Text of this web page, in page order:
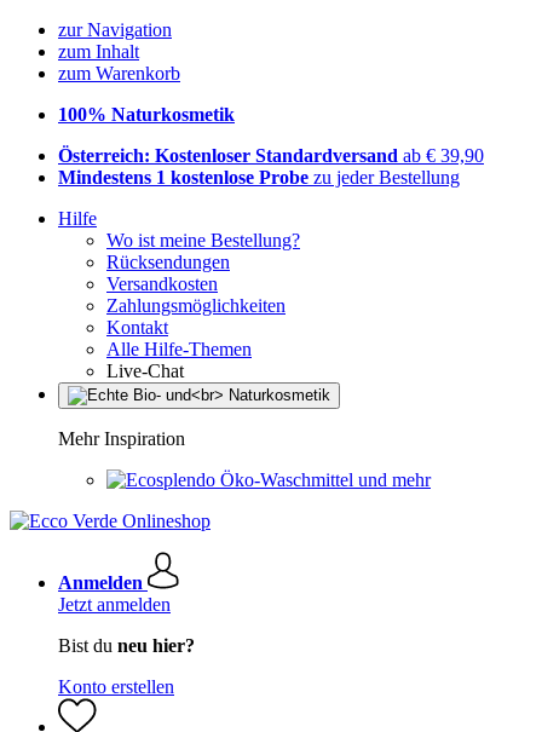
zur Navigation
zum Inhalt
zum Warenkorb
100% Naturkosmetik
Österreich: Kostenloser Standardversand ab € 39,90
Mindestens 1 kostenlose Probe zu jeder Bestellung
Hilfe
Wo ist meine Bestellung?
Rücksendungen
Versandkosten
Zahlungsmöglichkeiten
Kontakt
Alle Hilfe-Themen
Live-Chat
Mehr Inspiration
Öko-Waschmittel und mehr
Anmelden
Jetzt anmelden
Bist du neu hier?
Konto erstellen